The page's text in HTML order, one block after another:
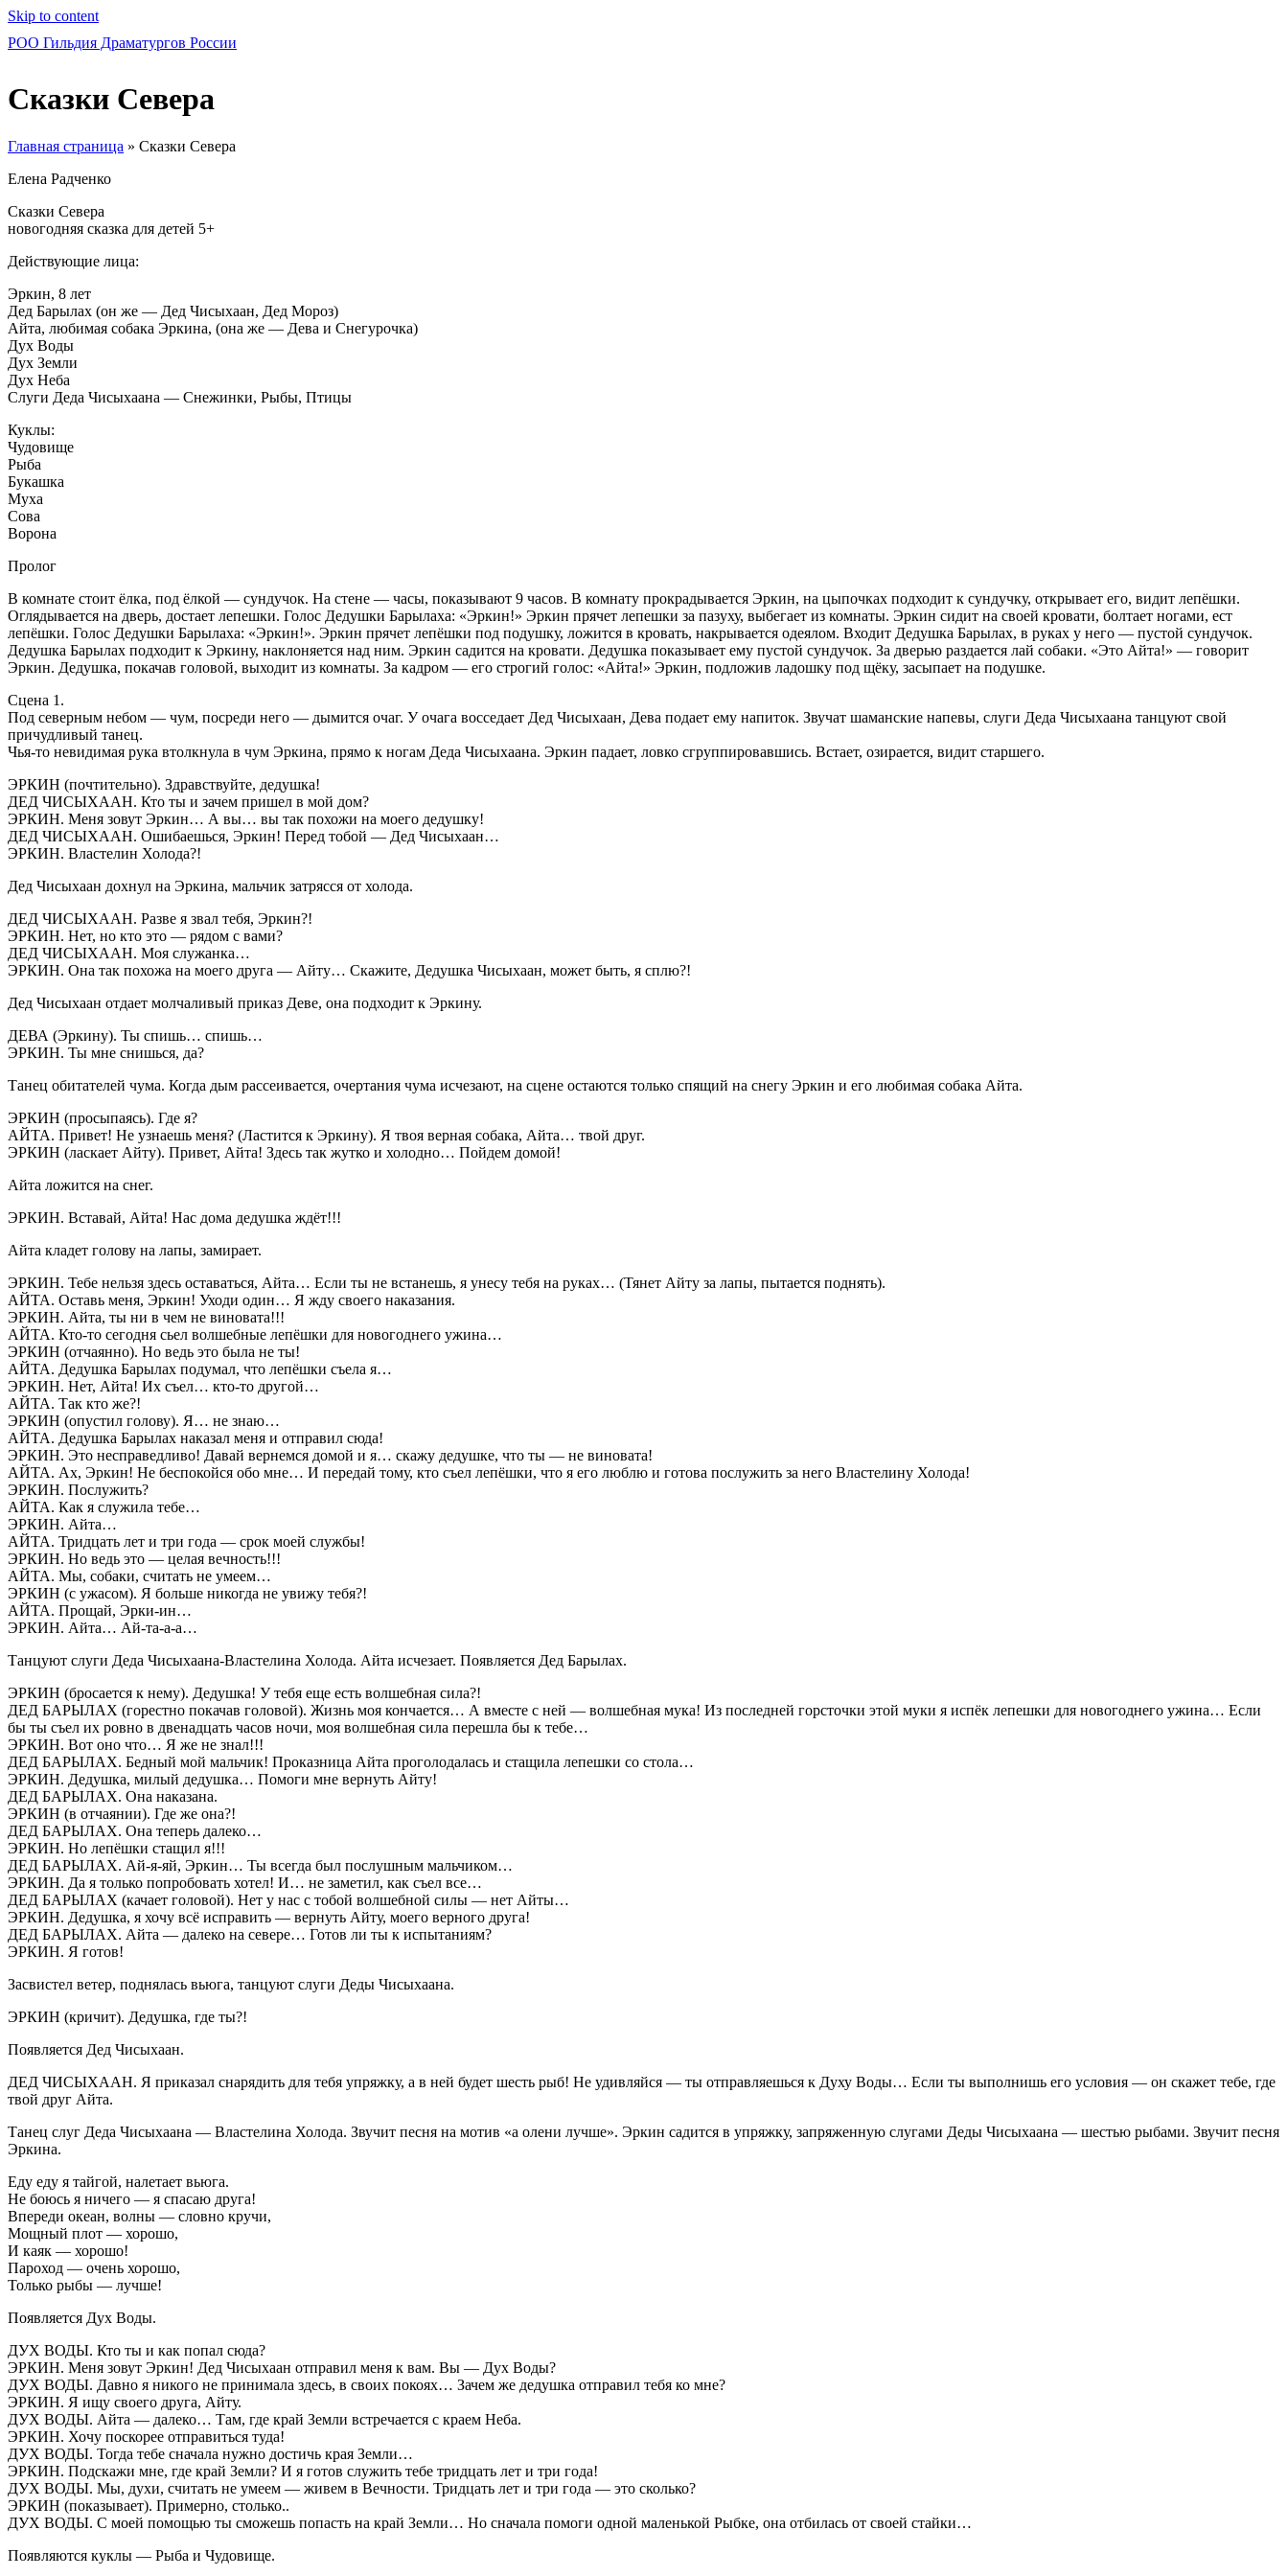
Skip to content
РОО Гильдия Драматургов России
Сказки Севера
Главная страница » Сказки Севера
Елена Радченко
Сказки Севера
новогодняя сказка для детей 5+
Действующие лица:
Эркин, 8 лет
Дед Барылах (он же — Дед Чисыхаан, Дед Мороз)
Айта, любимая собака Эркина, (она же — Дева и Снегурочка)
Дух Воды
Дух Земли
Дух Неба
Слуги Деда Чисыхаана — Снежинки, Рыбы, Птицы
Куклы:
Чудовище
Рыба
Букашка
Муха
Сова
Ворона
Пролог
В комнате стоит ёлка, под ёлкой — сундучок. На стене — часы, показывают 9 часов. В комнату прокрадывается Эркин, на цыпочках подходит к сундучку, открывает его, видит лепёшки.
Оглядывается на дверь, достает лепешки. Голос Дедушки Барылаха: «Эркин!» Эркин прячет лепешки за пазуху, выбегает из комнаты. Эркин сидит на своей кровати, болтает ногами, ест
лепёшки. Голос Дедушки Барылаха: «Эркин!». Эркин прячет лепёшки под подушку, ложится в кровать, накрывается одеялом. Входит Дедушка Барылах, в руках у него — пустой сундучок.
Дедушка Барылах подходит к Эркину, наклоняется над ним. Эркин садится на кровати. Дедушка показывает ему пустой сундучок. За дверью раздается лай собаки. «Это Айта!» — говорит
Эркин. Дедушка, покачав головой, выходит из комнаты. За кадром — его строгий голос: «Айта!» Эркин, подложив ладошку под щёку, засыпает на подушке.
Сцена 1.
Под северным небом — чум, посреди него — дымится очаг. У очага восседает Дед Чисыхаан, Дева подает ему напиток. Звучат шаманские напевы, слуги Деда Чисыхаана танцуют свой
причудливый танец.
Чья-то невидимая рука втолкнула в чум Эркина, прямо к ногам Деда Чисыхаана. Эркин падает, ловко сгруппировавшись. Встает, озирается, видит старшего.
ЭРКИН (почтительно). Здравствуйте, дедушка!
ДЕД ЧИСЫХААН. Кто ты и зачем пришел в мой дом?
ЭРКИН. Меня зовут Эркин… А вы… вы так похожи на моего дедушку!
ДЕД ЧИСЫХААН. Ошибаешься, Эркин! Перед тобой — Дед Чисыхаан…
ЭРКИН. Властелин Холода?!
Дед Чисыхаан дохнул на Эркина, мальчик затрясся от холода.
ДЕД ЧИСЫХААН. Разве я звал тебя, Эркин?!
ЭРКИН. Нет, но кто это — рядом с вами?
ДЕД ЧИСЫХААН. Моя служанка…
ЭРКИН. Она так похожа на моего друга — Айту… Скажите, Дедушка Чисыхаан, может быть, я сплю?!
Дед Чисыхаан отдает молчаливый приказ Деве, она подходит к Эркину.
ДЕВА (Эркину). Ты спишь… спишь…
ЭРКИН. Ты мне снишься, да?
Танец обитателей чума. Когда дым рассеивается, очертания чума исчезают, на сцене остаются только спящий на снегу Эркин и его любимая собака Айта.
ЭРКИН (просыпаясь). Где я?
АЙТА. Привет! Не узнаешь меня? (Ластится к Эркину). Я твоя верная собака, Айта… твой друг.
ЭРКИН (ласкает Айту). Привет, Айта! Здесь так жутко и холодно… Пойдем домой!
Айта ложится на снег.
ЭРКИН. Вставай, Айта! Нас дома дедушка ждёт!!!
Айта кладет голову на лапы, замирает.
ЭРКИН. Тебе нельзя здесь оставаться, Айта… Если ты не встанешь, я унесу тебя на руках… (Тянет Айту за лапы, пытается поднять).
АЙТА. Оставь меня, Эркин! Уходи один… Я жду своего наказания.
ЭРКИН. Айта, ты ни в чем не виновата!!!
АЙТА. Кто-то сегодня сьел волшебные лепёшки для новогоднего ужина…
ЭРКИН (отчаянно). Но ведь это была не ты!
АЙТА. Дедушка Барылах подумал, что лепёшки съела я…
ЭРКИН. Нет, Айта! Их съел… кто-то другой…
АЙТА. Так кто же?!
ЭРКИН (опустил голову). Я… не знаю…
АЙТА. Дедушка Барылах наказал меня и отправил сюда!
ЭРКИН. Это несправедливо! Давай вернемся домой и я… скажу дедушке, что ты — не виновата!
АЙТА. Ах, Эркин! Не беспокойся обо мне… И передай тому, кто съел лепёшки, что я его люблю и готова послужить за него Властелину Холода!
ЭРКИН. Послужить?
АЙТА. Как я служила тебе…
ЭРКИН. Айта…
АЙТА. Тридцать лет и три года — срок моей службы!
ЭРКИН. Но ведь это — целая вечность!!!
АЙТА. Мы, собаки, считать не умеем…
ЭРКИН (с ужасом). Я больше никогда не увижу тебя?!
АЙТА. Прощай, Эрки-ин…
ЭРКИН. Айта… Ай-та-а-а…
Танцуют слуги Деда Чисыхаана-Властелина Холода. Айта исчезает. Появляется Дед Барылах.
ЭРКИН (бросается к нему). Дедушка! У тебя еще есть волшебная сила?!
ДЕД БАРЫЛАХ (горестно покачав головой). Жизнь моя кончается… А вместе с ней — волшебная мука! Из последней горсточки этой муки я испёк лепешки для новогоднего ужина… Если
бы ты съел их ровно в двенадцать часов ночи, моя волшебная сила перешла бы к тебе…
ЭРКИН. Вот оно что… Я же не знал!!!
ДЕД БАРЫЛАХ. Бедный мой мальчик! Проказница Айта проголодалась и стащила лепешки со стола…
ЭРКИН. Дедушка, милый дедушка… Помоги мне вернуть Айту!
ДЕД БАРЫЛАХ. Она наказана.
ЭРКИН (в отчаянии). Где же она?!
ДЕД БАРЫЛАХ. Она теперь далеко…
ЭРКИН. Но лепёшки стащил я!!!
ДЕД БАРЫЛАХ. Ай-я-яй, Эркин… Ты всегда был послушным мальчиком…
ЭРКИН. Да я только попробовать хотел! И… не заметил, как съел все…
ДЕД БАРЫЛАХ (качает головой). Нет у нас с тобой волшебной силы — нет Айты…
ЭРКИН. Дедушка, я хочу всё исправить — вернуть Айту, моего верного друга!
ДЕД БАРЫЛАХ. Айта — далеко на севере… Готов ли ты к испытаниям?
ЭРКИН. Я готов!
Засвистел ветер, поднялась вьюга, танцуют слуги Деды Чисыхаана.
ЭРКИН (кричит). Дедушка, где ты?!
Появляется Дед Чисыхаан.
ДЕД ЧИСЫХААН. Я приказал снарядить для тебя упряжку, а в ней будет шесть рыб! Не удивляйся — ты отправляешься к Духу Воды… Если ты выполнишь его условия — он скажет тебе, где
твой друг Айта.
Танец слуг Деда Чисыхаана — Властелина Холода. Звучит песня на мотив «а олени лучше». Эркин садится в упряжку, запряженную слугами Деды Чисыхаана — шестью рыбами. Звучит песня
Эркина.
Еду еду я тайгой, налетает вьюга.
Не боюсь я ничего — я спасаю друга!
Впереди океан, волны — словно кручи,
Мощный плот — хорошо,
И каяк — хорошо!
Пароход — очень хорошо,
Только рыбы — лучше!
Появляется Дух Воды.
ДУХ ВОДЫ. Кто ты и как попал сюда?
ЭРКИН. Меня зовут Эркин! Дед Чисыхаан отправил меня к вам. Вы — Дух Воды?
ДУХ ВОДЫ. Давно я никого не принимала здесь, в своих покоях… Зачем же дедушка отправил тебя ко мне?
ЭРКИН. Я ищу своего друга, Айту.
ДУХ ВОДЫ. Айта — далеко… Там, где край Земли встречается с краем Неба.
ЭРКИН. Хочу поскорее отправиться туда!
ДУХ ВОДЫ. Тогда тебе сначала нужно достичь края Земли…
ЭРКИН. Подскажи мне, где край Земли? И я готов служить тебе тридцать лет и три года!
ДУХ ВОДЫ. Мы, духи, считать не умеем — живем в Вечности. Тридцать лет и три года — это сколько?
ЭРКИН (показывает). Примерно, столько..
ДУХ ВОДЫ. С моей помощью ты сможешь попасть на край Земли… Но сначала помоги одной маленькой Рыбке, она отбилась от своей стайки…
Появляются куклы — Рыба и Чудовище.